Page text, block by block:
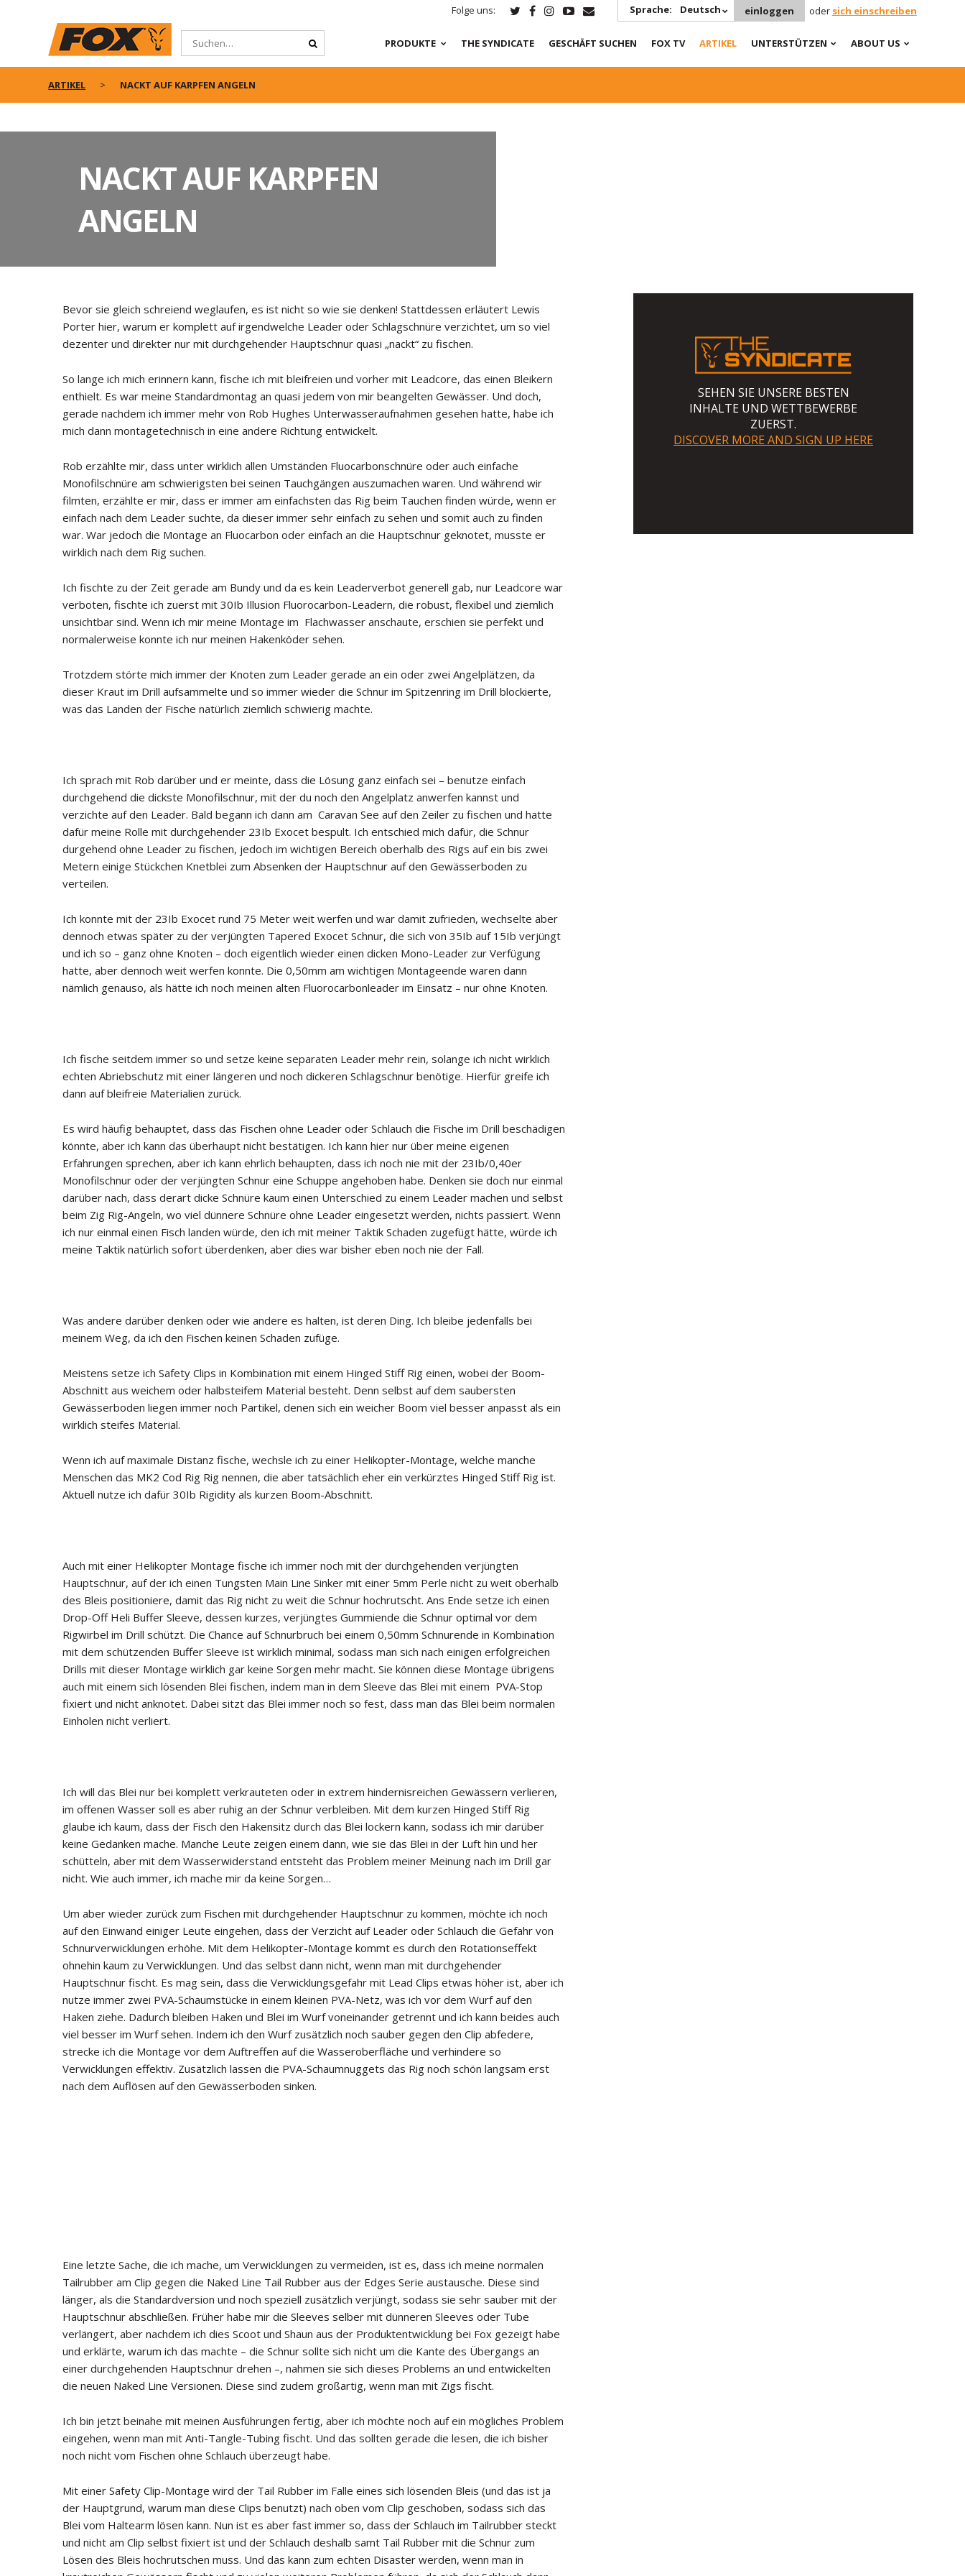
Folge uns: Sprache: Deutsch einloggen oder sich einschreiben
PRODUKTE THE SYNDICATE GESCHÄFT SUCHEN FOX TV ARTIKEL UNTERSTÜTZEN ABOUT US
ARTIKEL NACKT AUF KARPFEN ANGELN
NACKT AUF KARPFEN
ANGELN
Bevor sie gleich schreiend weglaufen, es ist nicht so wie sie denken! Stattdessen erläutert Lewis
Porter hier, warum er komplett auf irgendwelche Leader oder Schlagschnüre verzichtet, um so viel
dezenter und direkter nur mit durchgehender Hauptschnur quasi „nackt“ zu fischen.
So lange ich mich erinnern kann, fische ich mit bleifreien und vorher mit Leadcore, das einen Bleikern
enthielt. Es war meine Standardmontag an quasi jedem von mir beangelten Gewässer. Und doch,
gerade nachdem ich immer mehr von Rob Hughes Unterwasseraufnahmen gesehen hatte, habe ich
mich dann montagetechnisch in eine andere Richtung entwickelt.
Rob erzählte mir, dass unter wirklich allen Umständen Fluocarbonschnüre oder auch einfache
Monofilschnüre am schwierigsten bei seinen Tauchgängen auszumachen waren. Und während wir
filmten, erzählte er mir, dass er immer am einfachsten das Rig beim Tauchen finden würde, wenn er
einfach nach dem Leader suchte, da dieser immer sehr einfach zu sehen und somit auch zu finden
war. War jedoch die Montage an Fluocarbon oder einfach an die Hauptschnur geknotet, musste er
wirklich nach dem Rig suchen.
Ich fischte zu der Zeit gerade am Bundy und da es kein Leaderverbot generell gab, nur Leadcore war
verboten, fischte ich zuerst mit 30Ib Illusion Fluorocarbon-Leadern, die robust, flexibel und ziemlich
unsichtbar sind. Wenn ich mir meine Montage im Flachwasser anschaute, erschien sie perfekt und
normalerweise konnte ich nur meinen Hakenköder sehen.
Trotzdem störte mich immer der Knoten zum Leader gerade an ein oder zwei Angelplätzen, da
dieser Kraut im Drill aufsammelte und so immer wieder die Schnur im Spitzenring im Drill blockierte,
was das Landen der Fische natürlich ziemlich schwierig machte.
Ich sprach mit Rob darüber und er meinte, dass die Lösung ganz einfach sei – benutze einfach
durchgehend die dickste Monofilschnur, mit der du noch den Angelplatz anwerfen kannst und
verzichte auf den Leader. Bald begann ich dann am Caravan See auf den Zeiler zu fischen und hatte
dafür meine Rolle mit durchgehender 23Ib Exocet bespult. Ich entschied mich dafür, die Schnur
durgehend ohne Leader zu fischen, jedoch im wichtigen Bereich oberhalb des Rigs auf ein bis zwei
Metern einige Stückchen Knetblei zum Absenken der Hauptschnur auf den Gewässerboden zu
verteilen.
Ich konnte mit der 23Ib Exocet rund 75 Meter weit werfen und war damit zufrieden, wechselte aber
dennoch etwas später zu der verjüngten Tapered Exocet Schnur, die sich von 35Ib auf 15Ib verjüngt
und ich so – ganz ohne Knoten – doch eigentlich wieder einen dicken Mono-Leader zur Verfügung
hatte, aber dennoch weit werfen konnte. Die 0,50mm am wichtigen Montageende waren dann
nämlich genauso, als hätte ich noch meinen alten Fluorocarbonleader im Einsatz – nur ohne Knoten.
Ich fische seitdem immer so und setze keine separaten Leader mehr rein, solange ich nicht wirklich
echten Abriebschutz mit einer längeren und noch dickeren Schlagschnur benötige. Hierfür greife ich
dann auf bleifreie Materialien zurück.
Es wird häufig behauptet, dass das Fischen ohne Leader oder Schlauch die Fische im Drill beschädigen
könnte, aber ich kann das überhaupt nicht bestätigen. Ich kann hier nur über meine eigenen
Erfahrungen sprechen, aber ich kann ehrlich behaupten, dass ich noch nie mit der 23Ib/0,40er
Monofilschnur oder der verjüngten Schnur eine Schuppe angehoben habe. Denken sie doch nur einmal
darüber nach, dass derart dicke Schnüre kaum einen Unterschied zu einem Leader machen und selbst
beim Zig Rig-Angeln, wo viel dünnere Schnüre ohne Leader eingesetzt werden, nichts passiert. Wenn
ich nur einmal einen Fisch landen würde, den ich mit meiner Taktik Schaden zugefügt hätte, würde ich
meine Taktik natürlich sofort überdenken, aber dies war bisher eben noch nie der Fall.
Was andere darüber denken oder wie andere es halten, ist deren Ding. Ich bleibe jedenfalls bei
meinem Weg, da ich den Fischen keinen Schaden zufüge.
Meistens setze ich Safety Clips in Kombination mit einem Hinged Stiff Rig einen, wobei der Boom-
Abschnitt aus weichem oder halbsteifem Material besteht. Denn selbst auf dem saubersten
Gewässerboden liegen immer noch Partikel, denen sich ein weicher Boom viel besser anpasst als ein
wirklich steifes Material.
Wenn ich auf maximale Distanz fische, wechsle ich zu einer Helikopter-Montage, welche manche
Menschen das MK2 Cod Rig Rig nennen, die aber tatsächlich eher ein verkürztes Hinged Stiff Rig ist.
Aktuell nutze ich dafür 30Ib Rigidity als kurzen Boom-Abschnitt.
Auch mit einer Helikopter Montage fische ich immer noch mit der durchgehenden verjüngten
Hauptschnur, auf der ich einen Tungsten Main Line Sinker mit einer 5mm Perle nicht zu weit oberhalb
des Bleis positioniere, damit das Rig nicht zu weit die Schnur hochrutscht. Ans Ende setze ich einen
Drop-Off Heli Buffer Sleeve, dessen kurzes, verjüngtes Gummiende die Schnur optimal vor dem
Rigwirbel im Drill schützt. Die Chance auf Schnurbruch bei einem 0,50mm Schnurende in Kombination
mit dem schützenden Buffer Sleeve ist wirklich minimal, sodass man sich nach einigen erfolgreichen
Drills mit dieser Montage wirklich gar keine Sorgen mehr macht. Sie können diese Montage übrigens
auch mit einem sich lösenden Blei fischen, indem man in dem Sleeve das Blei mit einem PVA-Stop
fixiert und nicht anknotet. Dabei sitzt das Blei immer noch so fest, dass man das Blei beim normalen
Einholen nicht verliert.
Ich will das Blei nur bei komplett verkrauteten oder in extrem hindernisreichen Gewässern verlieren,
im offenen Wasser soll es aber ruhig an der Schnur verbleiben. Mit dem kurzen Hinged Stiff Rig
glaube ich kaum, dass der Fisch den Hakensitz durch das Blei lockern kann, sodass ich mir darüber
keine Gedanken mache. Manche Leute zeigen einem dann, wie sie das Blei in der Luft hin und her
schütteln, aber mit dem Wasserwiderstand entsteht das Problem meiner Meinung nach im Drill gar
nicht. Wie auch immer, ich mache mir da keine Sorgen…
Um aber wieder zurück zum Fischen mit durchgehender Hauptschnur zu kommen, möchte ich noch
auf den Einwand einiger Leute eingehen, dass der Verzicht auf Leader oder Schlauch die Gefahr von
Schnurverwicklungen erhöhe. Mit dem Helikopter-Montage kommt es durch den Rotationseffekt
ohnehin kaum zu Verwicklungen. Und das selbst dann nicht, wenn man mit durchgehender
Hauptschnur fischt. Es mag sein, dass die Verwicklungsgefahr mit Lead Clips etwas höher ist, aber ich
nutze immer zwei PVA-Schaumstücke in einem kleinen PVA-Netz, was ich vor dem Wurf auf den
Haken ziehe. Dadurch bleiben Haken und Blei im Wurf voneinander getrennt und ich kann beides auch
viel besser im Wurf sehen. Indem ich den Wurf zusätzlich noch sauber gegen den Clip abfedere,
strecke ich die Montage vor dem Auftreffen auf die Wasseroberfläche und verhindere so
Verwicklungen effektiv. Zusätzlich lassen die PVA-Schaumnuggets das Rig noch schön langsam erst
nach dem Auflösen auf den Gewässerboden sinken.
Eine letzte Sache, die ich mache, um Verwicklungen zu vermeiden, ist es, dass ich meine normalen
Tailrubber am Clip gegen die Naked Line Tail Rubber aus der Edges Serie austausche. Diese sind
länger, als die Standardversion und noch speziell zusätzlich verjüngt, sodass sie sehr sauber mit der
Hauptschnur abschließen. Früher habe mir die Sleeves selber mit dünneren Sleeves oder Tube
verlängert, aber nachdem ich dies Scoot und Shaun aus der Produktentwicklung bei Fox gezeigt habe
und erklärte, warum ich das machte – die Schnur sollte sich nicht um die Kante des Übergangs an
einer durchgehenden Hauptschnur drehen –, nahmen sie sich dieses Problems an und entwickelten
die neuen Naked Line Versionen. Diese sind zudem großartig, wenn man mit Zigs fischt.
Ich bin jetzt beinahe mit meinen Ausführungen fertig, aber ich möchte noch auf ein mögliches Problem
eingehen, wenn man mit Anti-Tangle-Tubing fischt. Und das sollten gerade die lesen, die ich bisher
noch nicht vom Fischen ohne Schlauch überzeugt habe.
Mit einer Safety Clip-Montage wird der Tail Rubber im Falle eines sich lösenden Bleis (und das ist ja
der Hauptgrund, warum man diese Clips benutzt) nach oben vom Clip geschoben, sodass sich das
Blei vom Haltearm lösen kann. Nun ist es aber fast immer so, dass der Schlauch im Tailrubber steckt
und nicht am Clip selbst fixiert ist und der Schlauch deshalb samt Tail Rubber mit die Schnur zum
Lösen des Bleis hochrutschen muss. Und das kann zum echten Disaster werden, wenn man in
SEHEN SIE UNSERE BESTEN
INHALTE UND WETTBEWERBE
ZUERST.
DISCOVER MORE AND SIGN UP HERE